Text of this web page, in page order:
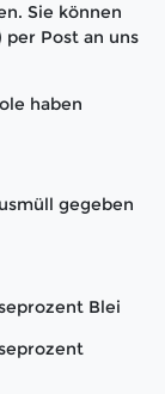
Sie können
Post an uns
haben
gegeben
Blei